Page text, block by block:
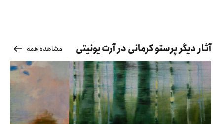
آثار دیگر پرستو کرمانی در آرت یونیتی مشاهده همه